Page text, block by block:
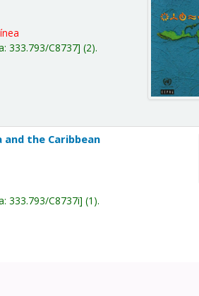
333.793/C8737 (2).
the Caribbean
333.793/C8737i (1).